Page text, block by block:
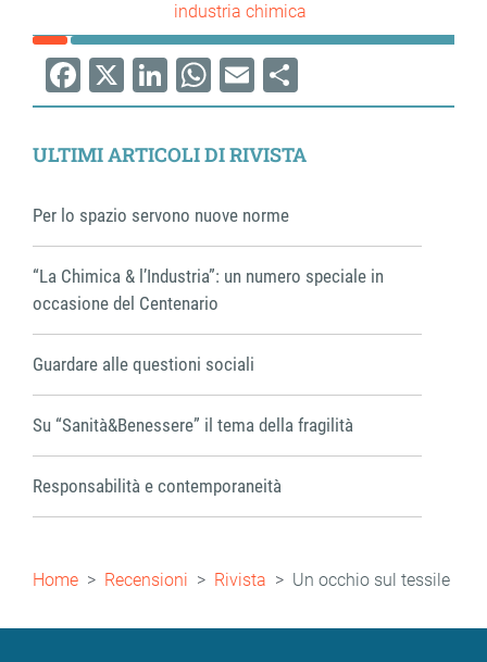
industria chimica
Facebook
X LinkedIn
WhatsApp
EmailShare
ULTIMI ARTICOLI DI RIVISTA
Per lo spazio servono nuove norme
“La Chimica & l’Industria”: un numero speciale in
occasione del Centenario
Guardare alle questioni sociali
Su “Sanità&Benessere” il tema della fragilità
Responsabilità e contemporaneità
Briciole
Home Recensioni Rivista Un occhio sul tessile